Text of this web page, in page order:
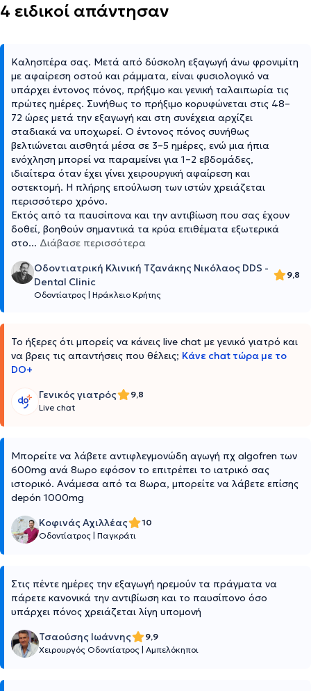
4 ειδικοί απάντησαν
Καλησπέρα σας. Μετά από δύσκολη εξαγωγή άνω φρονιμίτη
με αφαίρεση οστού και ράμματα, είναι φυσιολογικό να
υπάρχει έντονος πόνος, πρήξιμο και γενική ταλαιπωρία τις
πρώτες ημέρες. Συνήθως το πρήξιμο κορυφώνεται στις 48–
72 ώρες μετά την εξαγωγή και στη συνέχεια αρχίζει
σταδιακά να υποχωρεί. Ο έντονος πόνος συνήθως
βελτιώνεται αισθητά μέσα σε 3–5 ημέρες, ενώ μια ήπια
ενόχληση μπορεί να παραμείνει για 1–2 εβδομάδες,
ιδιαίτερα όταν έχει γίνει χειρουργική αφαίρεση και
οστεκτομή. Η πλήρης επούλωση των ιστών χρειάζεται
περισσότερο χρόνο.
Εκτός από τα παυσίπονα και την αντιβίωση που σας έχουν
δοθεί, βοηθούν σημαντικά τα κρύα επιθέματα εξωτερικά
στο... Διάβασε περισσότερα
Οδοντιατρική Κλινική Τζανάκης Νικόλαος DDS -
Dental Clinic
9,8
Οδοντίατρος Ηράκλειο Κρήτης
Το ήξερες ότι μπορείς να κάνεις live chat με γενικό γιατρό και
να βρεις τις απαντήσεις που θέλεις; Κάνε chat τώρα με το
DO+
Γενικός γιατρός
9,8
Live chat
Μπορείτε να λάβετε αντιφλεγμονώδη αγωγή πχ algofren των
600mg ανά 8ωρο εφόσον το επιτρέπει το ιατρικό σας
ιστορικό. Ανάμεσα από τα 8ωρα, μπορείτε να λάβετε επίσης
depón 1000mg
Κοφινάς Αχιλλέας
10
Οδοντίατρος Παγκράτι
Στις πέντε ημέρες την εξαγωγή ηρεμούν τα πράγματα να
πάρετε κανονικά την αντιβίωση και το παυσίπονο όσο
υπάρχει πόνος χρειάζεται λίγη υπομονή
Τσαούσης Ιωάννης
9,9
Χειρουργός Οδοντίατρος Αμπελόκηποι